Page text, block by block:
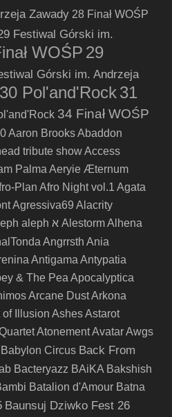
Zawady 28 Finał WOŚP
Festiwal Górski im.
WOŚP 29
Górski im. Andrzeja
30 Pol'and'Rock31
34 Finał WOŚP
Aaron BrooksAbaddon
tribute showAccess
Palma Aeryie Æternum
Plan Afro Night vol.1 Agata
Agressiva69 Alacrity
aleph א AlestormAlhena
Angrrsth Ania
Antigama Antypatia
& The Pea Apocalyptica
Arcane DustArkona
of Illusion AshesAstarot
AtonementAvatarAwgs
Babylon Circus Back From
Bacteryazz BAiKA Bakshish
Batalion d'Amour Batna
Baunsuj Dziwko Fest 26